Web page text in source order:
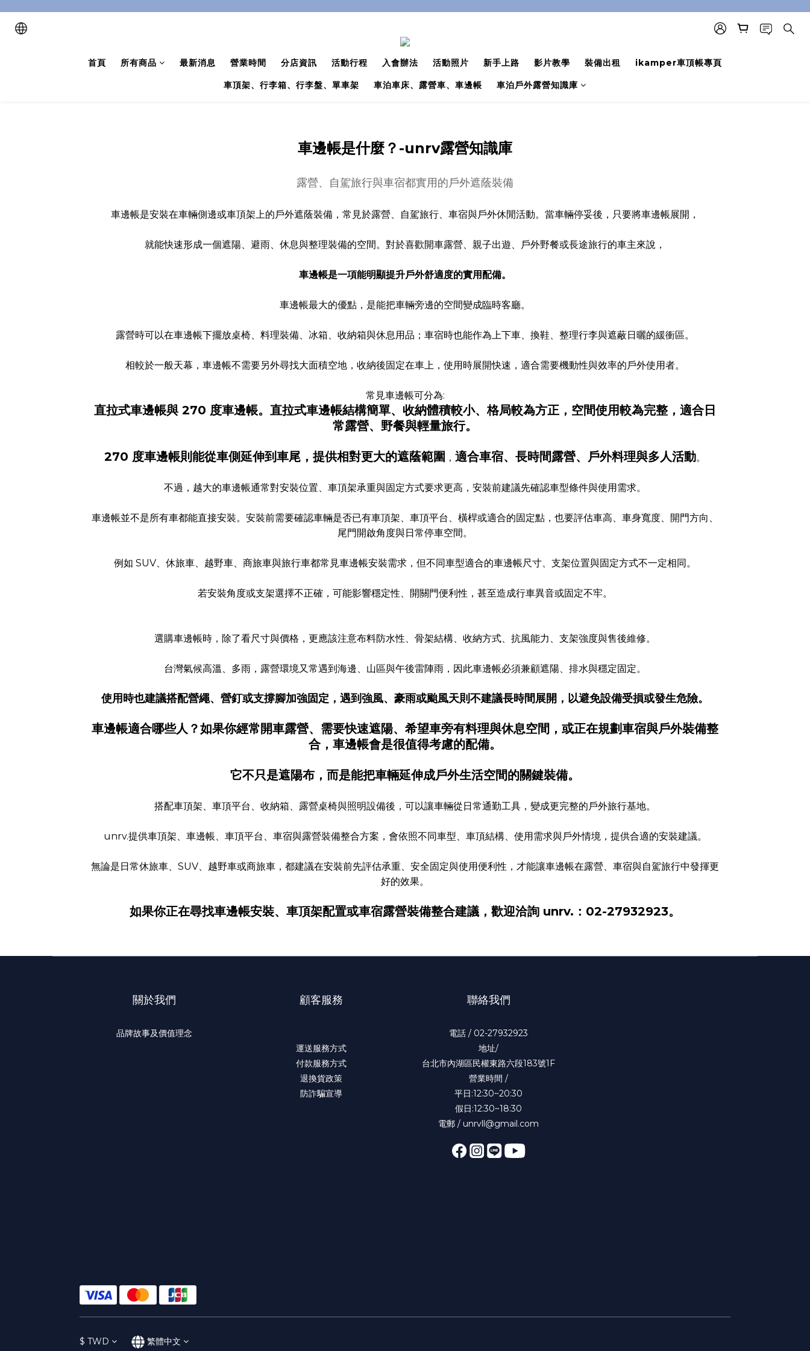
首頁 所有商品 最新消息 營業時間 分店資訊 活動行程 入會辦法 活動照片 新手上路 影片教學 裝備出租 ikamper車頂帳專頁
車頂架、行李箱、行李盤、單車架 車泊車床、露營車、車邊帳 車泊戶外露營知識庫
車邊帳是什麼？-unrv露營知識庫
露營、自駕旅行與車宿都實用的戶外遮蔭裝備
車邊帳是安裝在車輛側邊或車頂架上的戶外遮蔭裝備，常見於露營、自駕旅行、車宿與戶外休閒活動。當車輛停妥後，只要將車邊帳展開，
就能快速形成一個遮陽、避雨、休息與整理裝備的空間。對於喜歡開車露營、親子出遊、戶外野餐或長途旅行的車主來說，
車邊帳是一項能明顯提升戶外舒適度的實用配備。
車邊帳最大的優點，是能把車輛旁邊的空間變成臨時客廳。
露營時可以在車邊帳下擺放桌椅、料理裝備、冰箱、收納箱與休息用品；車宿時也能作為上下車、換鞋、整理行李與遮蔽日曬的緩衝區。
相較於一般天幕，車邊帳不需要另外尋找大面積空地，收納後固定在車上，使用時展開快速，適合需要機動性與效率的戶外使用者。
常見車邊帳可分為:
直拉式車邊帳與 270 度車邊帳。直拉式車邊帳結構簡單、收納體積較小、格局較為方正，空間使用較為完整，適合日
常露營、野餐與輕量旅行。
270 度車邊帳則能從車側延伸到車尾，提供相對更大的遮蔭範圍 ， 適合車宿、長時間露營、戶外料理與多人活動。
不過，越大的車邊帳通常對安裝位置、車頂架承重與固定方式要求更高，安裝前建議先確認車型條件與使用需求。
車邊帳並不是所有車都能直接安裝。安裝前需要確認車輛是否已有車頂架、車頂平台、橫桿或適合的固定點，也要評估車高、車身寬度、開門方向、
尾門開啟角度與日常停車空間。
例如 SUV、休旅車、越野車、商旅車與旅行車都常見車邊帳安裝需求，但不同車型適合的車邊帳尺寸、支架位置與固定方式不一定相同。
若安裝角度或支架選擇不正確，可能影響穩定性、開關門便利性，甚至造成行車異音或固定不牢。
選購車邊帳時，除了看尺寸與價格，更應該注意布料防水性、骨架結構、收納方式、抗風能力、支架強度與售後維修。
台灣氣候高溫、多雨，露營環境又常遇到海邊、山區與午後雷陣雨，因此車邊帳必須兼顧遮陽、排水與穩定固定。
使用時也建議搭配營繩、營釘或支撐腳加強固定，遇到強風、豪雨或颱風天則不建議長時間展開，以避免設備受損或發生危險。
車邊帳適合哪些人？如果你經常開車露營、需要快速遮陽、希望車旁有料理與休息空間，或正在規劃車宿與戶外裝備整
合，車邊帳會是很值得考慮的配備。
它不只是遮陽布，而是能把車輛延伸成戶外生活空間的關鍵裝備。
搭配車頂架、車頂平台、收納箱、露營桌椅與照明設備後，可以讓車輛從日常通勤工具，變成更完整的戶外旅行基地。
unrv.提供車頂架、車邊帳、車頂平台、車宿與露營裝備整合方案，會依照不同車型、車頂結構、使用需求與戶外情境，提供合適的安裝建議。
無論是日常休旅車、SUV、越野車或商旅車，都建議在安裝前先評估承重、安全固定與使用便利性，才能讓車邊帳在露營、車宿與自駕旅行中發揮更
好的效果。
如果你正在尋找車邊帳安裝、車頂架配置或車宿露營裝備整合建議，歡迎洽詢 unrv.：02-27932923。
關於我們
品牌故事及價值理念
顧客服務
運送服務方式
付款服務方式
退換貨政策
防詐騙宣導
聯絡我們
電話 / 02-27932923
地址/
台北市內湖區民權東路六段183號1F
營業時間 /
平日:12:30~20:30
假日:12:30~18:30
電郵 / unrvll@gmail.com
$ TWD 繁體中文